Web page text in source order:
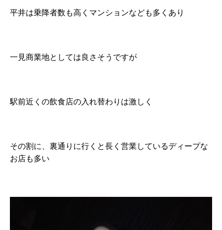
平井は乗降者数も高くマンションなども多くあり
一見商業地としては良さそうですが
駅前近くの飲食店の入れ替わりは激しく
その割に、裏通りに行くと長く営業しているディープな
お店も多い